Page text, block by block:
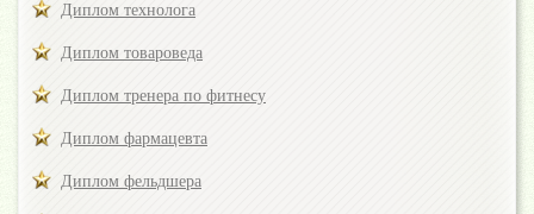
Диплом технолога
Диплом товароведа
Диплом тренера по фитнесу
Диплом фармацевта
Диплом фельдшера